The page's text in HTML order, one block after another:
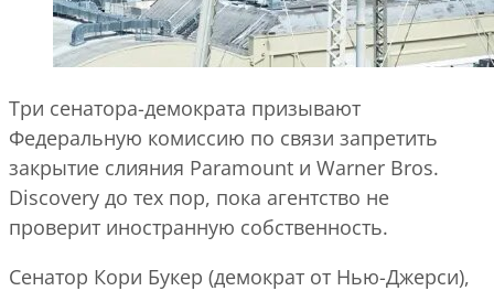
Три сенатора-демократа призывают
Федеральную комиссию по связи запретить
закрытие слияния Paramount и Warner Bros.
Discovery до тех пор, пока агентство не
проверит иностранную собственность.
Сенатор Кори Букер (демократ от Нью-Джерси),